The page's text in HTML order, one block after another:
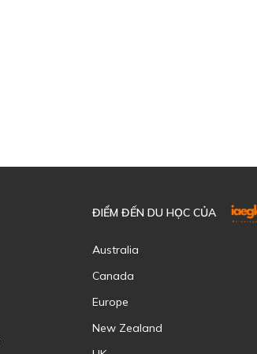
ĐIỂM ĐẾN DU HỌC CỦA
Australia
Canada
Europe
New Zealand